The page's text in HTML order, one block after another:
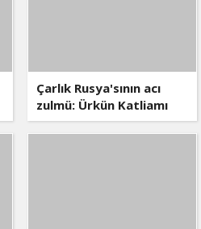
Çarlık Rusya'sının acı
zulmü: Ürkün Katliamı